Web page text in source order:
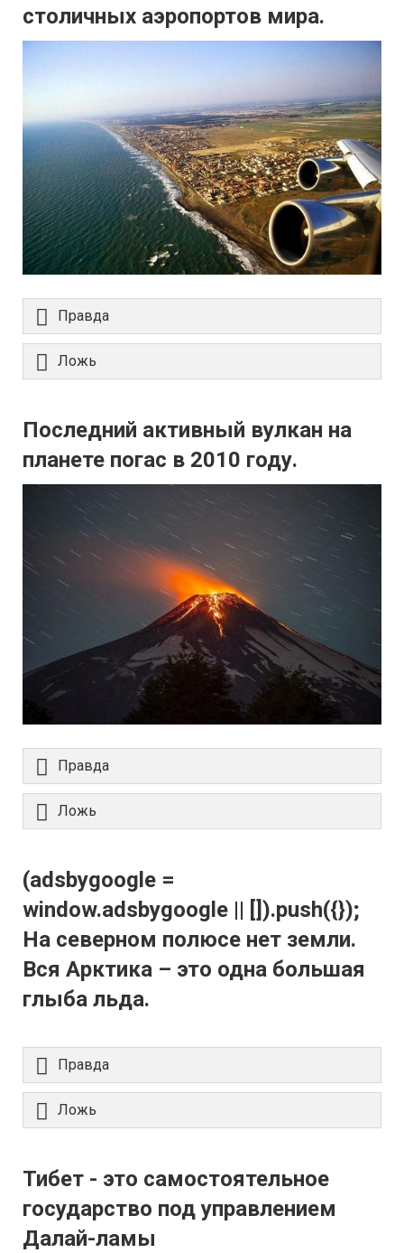
столичных аэропортов мира.
Правда
Ложь
Последний активный вулкан на
планете погас в 2010 году.
Правда
Ложь
(adsbygoogle =
window.adsbygoogle || []).push({});
На северном полюсе нет земли.
Вся Арктика – это одна большая
глыба льда.
Правда
Ложь
Тибет - это самостоятельное
государство под управлением
Далай-ламы